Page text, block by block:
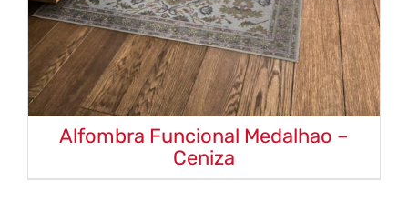
Alfombra Funcional Medalhao –
Ceniza